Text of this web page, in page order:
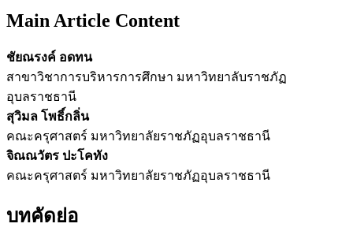
Main Article Content
ชัยณรงค์ อดทน
สาขาวิชาการบริหารการศึกษา มหาวิทยาลับราชภัฏ
อุบลราชธานี
สุวิมล โพธิ์กลิ่น
คณะครุศาสตร์ มหาวิทยาลัยราชภัฏอุบลราชธานี
จิณณวัตร ปะโคทัง
คณะครุศาสตร์ มหาวิทยาลัยราชภัฏอุบลราชธานี
บทคัดย่อ